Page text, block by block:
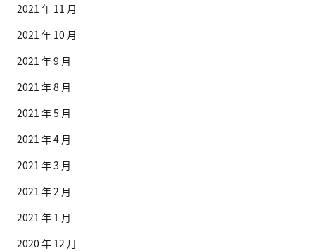
2021 年 11 月
2021 年 10 月
2021 年 9 月
2021 年 8 月
2021 年 5 月
2021 年 4 月
2021 年 3 月
2021 年 2 月
2021 年 1 月
2020 年 12 月